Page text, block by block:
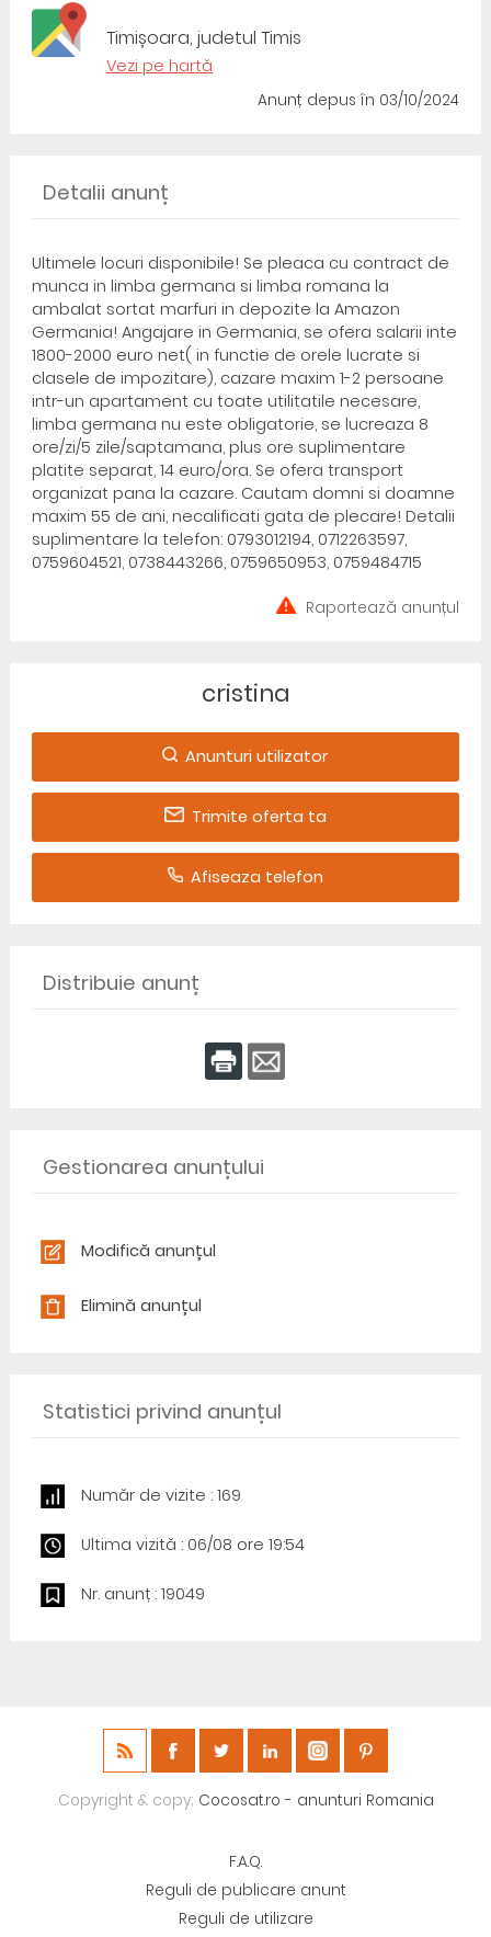
Timișoara, judetul Timis
Vezi pe hartă
Anunț depusîn 03/10/2024
Detalii anunț
Ultimele locuri disponibile! Se pleaca cu contract de
munca in limba germana si limba romana la
ambalat sortat marfuri in depozite la Amazon
Germania! Angajare in Germania, se ofera salarii inte
1800-2000 euro net( in functie de orele lucrate si
clasele de impozitare), cazare maxim 1-2 persoane
intr-un apartament cu toate utilitatile necesare,
limba germana nu este obligatorie, se lucreaza 8
ore/zi/5 zile/saptamana, plus ore suplimentare
platite separat, 14 euro/ora. Se ofera transport
organizat pana la cazare. Cautam domni si doamne
maxim 55 de ani, necalificati gata de plecare! Detalii
suplimentare la telefon: 0793012194, 0712263597,
0759604521, 0738443266, 0759650953, 0759484715
Raportează anunțul
cristina
Anunturi utilizator
Trimite oferta ta
Afiseaza telefon
Distribuie anunț
Gestionarea anunțului
Modifică anunțul
Elimină anunțul
Statistici privind anunțul
Număr de vizite : 169
Ultima vizită : 06/08 ore 19:54
Nr. anunț : 19049
Copyright & copy; Cocosat.ro - anunturi Romania
F.A.Q.
Reguli de publicare anunt
Reguli de utilizare